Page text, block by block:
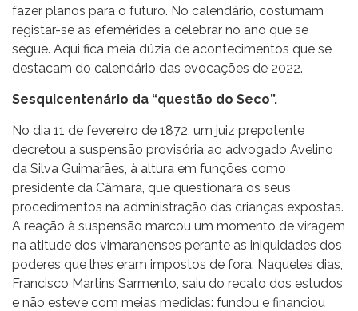
fazer planos para o futuro. No calendário, costumam
registar-se as efemérides a celebrar no ano que se
segue. Aqui fica meia dúzia de acontecimentos que se
destacam do calendário das evocações de 2022.
Sesquicentenário da “questão do Seco”.
No dia 11 de fevereiro de 1872, um juiz prepotente
decretou a suspensão provisória ao advogado Avelino
da Silva Guimarães , à altura em funções como
presidente da Câmara, que questionara os seus
procedimentos na administração das crianças expostas.
A reação à suspensão marcou um momento de viragem
na atitude dos vimaranenses perante as iniquidades dos
poderes que lhes eram impostos de fora. Naqueles dias,
Francisco Martins Sarmento, saiu do recato dos estudos
e não esteve com meias medidas: fundou e financiou